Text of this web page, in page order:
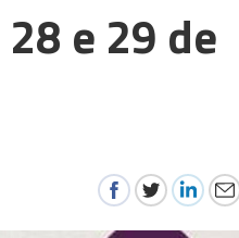
e 29 de